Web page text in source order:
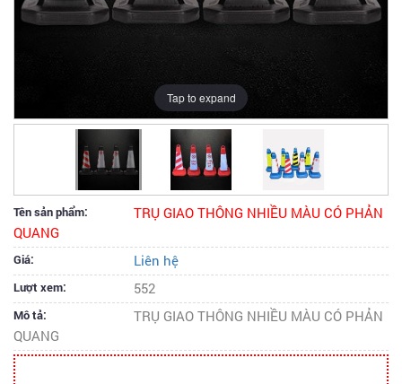
Tap to expand
Tên sản phẩm:
TRỤ GIAO THÔNG NHIỀU MÀU CÓ PHẢN
QUANG
Giá: Liên hệ
Lượt xem: 552
Mô tả:
TRỤ GIAO THÔNG NHIỀU MÀU CÓ PHẢN
QUANG